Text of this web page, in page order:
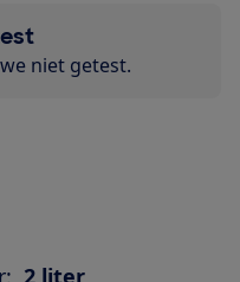
niet getest.